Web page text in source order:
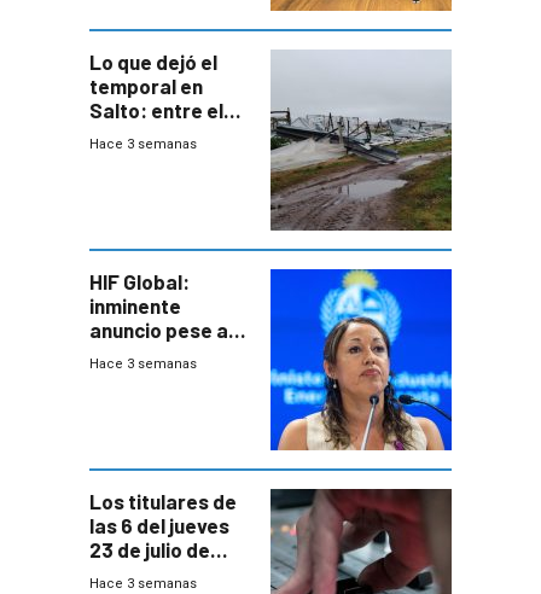
Lo que dejó el
temporal en
Salto: entre el
impacto
Hace 3 semanas
HIF Global:
inminente
anuncio pese a
declaración de
gobierno
Hace 3 semanas
Los titulares de
las 6 del jueves
23 de julio de
2026
Hace 3 semanas